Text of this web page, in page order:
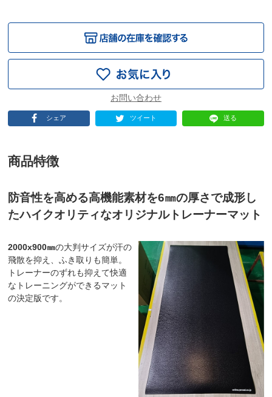
シェア ツイート 送る
商品特徴
防音性を高める高機能素材を6㎜の厚さで成形し
たハイクオリティなオリジナルトレーナーマット
2000x900㎜の大判サイズが汗の
飛散を抑え、ふき取りも簡単。
トレーナーのずれも抑えて快適
なトレーニングができるマット
の決定版です。